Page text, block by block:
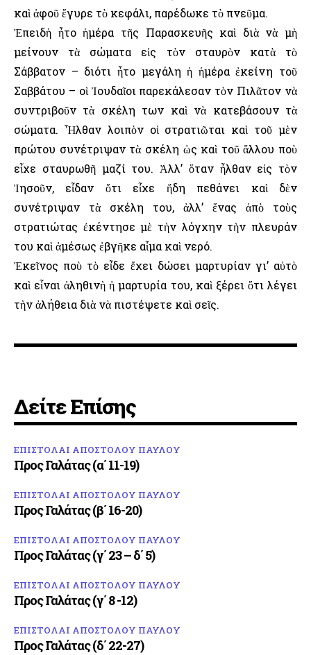
καὶ ἀφοῦ ἔγυρε τὸ κεφάλι, παρέδωκε τὸ πνεῦμα.
Ἐπειδὴ ἦτο ἡμέρα τῆς Παρασκευῆς καὶ διὰ νὰ μὴ
μείνουν τὰ σώματα εἰς τὸν σταυρὸν κατὰ τὸ
Σάββατον – διότι ἦτο μεγάλη ἡ ἡμέρα ἐκείνη τοῦ
Σαββάτου – οἱ Ἰουδαῖοι παρεκάλεσαν τὸν Πιλᾶτον νὰ
συντριβοῦν τὰ σκέλη των καὶ νὰ κατεβάσουν τὰ
σώματα. Ἦλθαν λοιπὸν οἱ στρατιῶται καὶ τοῦ μὲν
πρώτου συνέτριψαν τὰ σκέλη ὡς καὶ τοῦ ἄλλου ποὺ
εἶχε σταυρωθῆ μαζί του. Ἀλλ’ ὅταν ἦλθαν εἰς τὸν
Ἰησοῦν, εἶδαν ὅτι εἶχε ἤδη πεθάνει καὶ δὲν
συνέτριψαν τὰ σκέλη του, ἀλλ’ ἕνας ἀπὸ τοὺς
στρατιώτας ἐκέντησε μὲ τὴν λόγχην τὴν πλευράν
του καὶ ἀμέσως ἐβγῆκε αἷμα καὶ νερό.
Ἐκεῖνος ποὺ τὸ εἶδε ἔχει δώσει μαρτυρίαν γι’ αὐτὸ
καὶ εἶναι ἀληθινὴ ἡ μαρτυρία του, καὶ ξέρει ὅτι λέγει
τὴν ἀλήθεια διὰ νὰ πιστέψετε καὶ σεῖς.
Δείτε Επίσης
ΕΠΙΣΤΟΛΑΙ ΑΠΟΣΤΟΛΟΥ ΠΑΥΛΟΥ
Προς Γαλάτας (α΄ 11-19)
ΕΠΙΣΤΟΛΑΙ ΑΠΟΣΤΟΛΟΥ ΠΑΥΛΟΥ
Προς Γαλάτας (β΄ 16-20)
ΕΠΙΣΤΟΛΑΙ ΑΠΟΣΤΟΛΟΥ ΠΑΥΛΟΥ
Προς Γαλάτας (γ΄ 23 – δ΄ 5)
ΕΠΙΣΤΟΛΑΙ ΑΠΟΣΤΟΛΟΥ ΠΑΥΛΟΥ
Προς Γαλάτας (γ΄ 8 -12)
ΕΠΙΣΤΟΛΑΙ ΑΠΟΣΤΟΛΟΥ ΠΑΥΛΟΥ
Προς Γαλάτας (δ΄ 22-27)